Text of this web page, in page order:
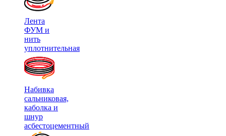
Лента
ФУМ и
нить
уплотнительная
Набивка
сальниковая,
каболка и
шнур
асбестоцементный